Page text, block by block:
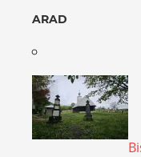
ARAD